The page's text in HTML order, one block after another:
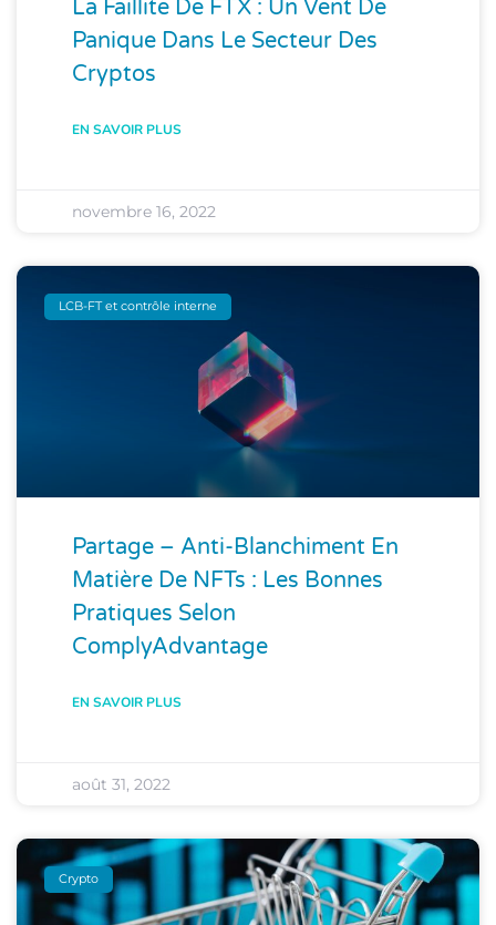
La Faillite De FTX : Un Vent De
Panique Dans Le Secteur Des
Cryptos
EN SAVOIR PLUS
novembre 16, 2022
LCB-FT et contrôle interne
Partage – Anti-Blanchiment En
Matière De NFTs : Les Bonnes
Pratiques Selon
ComplyAdvantage
EN SAVOIR PLUS
août 31, 2022
Crypto